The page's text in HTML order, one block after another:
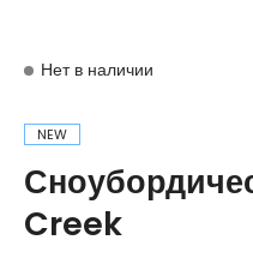
Нет в наличии
NEW
Creek